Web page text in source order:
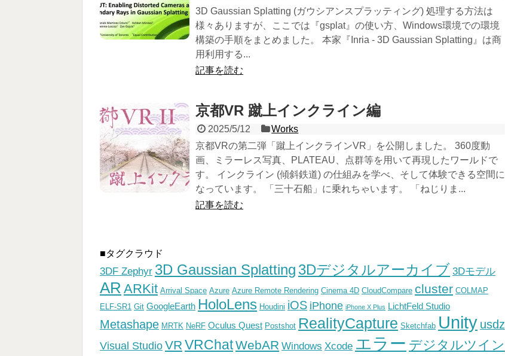
3D Gaussian Splatting (ガウシアンスプラッティング) 処理する方法は
様々ありますが、ここでは『gsplat』の使い方、Windows環境での環境
構築の手順をまとめました。 本家『Inria - 3D Gaussian Splatting』は商
用利用する...
記事を読む
京都VR 蹴上インクライン編
2025/5/12
Works
京都VRの第二弾「蹴上インクラインVR」を公開しました。 360度動
画、ミラーレス写真、PLATEAU、点群等を用いて再現したワールドで
す。 インクライン (傾斜鉄道) の仕組みを学べ、そして体験できる空間に
なっています。 「三十石船」に乗れちゃいます。 「ねじりま...
記事を読む
■タグクラウド
3DF Zephyr 3D Gaussian Splatting 3Dデジタルアーカイブ 3Dモデル
AR ARKit Arrival Space Azure Azure Remote Rendering Cinema 4D CloudCompare cluster COLMAP
ELF-SR1 Git GoogleEarth HoloLens Houdini iOS iPhone iPhone X Plus LichtFeld Studio
Metashape MRTK NeRF Oculus Quest Postshot RealityCapture Sketchfab Unity usdz
Visual Studio VR VRChatWebAR Windows Xcode エラー デジタルツイン